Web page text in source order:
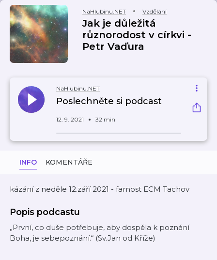
NaHlubinu.NET Vzdělání
Jak je důležitá
různorodost v církvi -
Petr Vaďura
NaHlubinu.NET
Poslechněte si podcast
12. 9. 2021 32 min
INFO KOMENTÁŘE
kázání z neděle 12.září 2021 - farnost ECM Tachov
Popis podcastu
„První, co duše potřebuje, aby dospěla k poznání
Boha, je sebepoznání.“ (Sv.Jan od Kříže)